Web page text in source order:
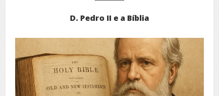
D. Pedro II e a Bíblia